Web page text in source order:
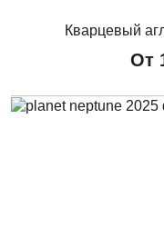
Кварцевый
От